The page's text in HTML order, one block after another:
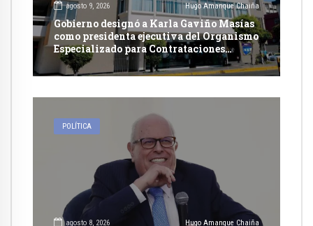
agosto 9, 2026 Hugo Amanque Chaiña
Gobierno designó a Karla Gaviño Masías
como presidenta ejecutiva del Organismo
Especializado para Contrataciones
Públicas Eficientes
POLÍTICA
agosto 8, 2026 Hugo Amanque Chaiña